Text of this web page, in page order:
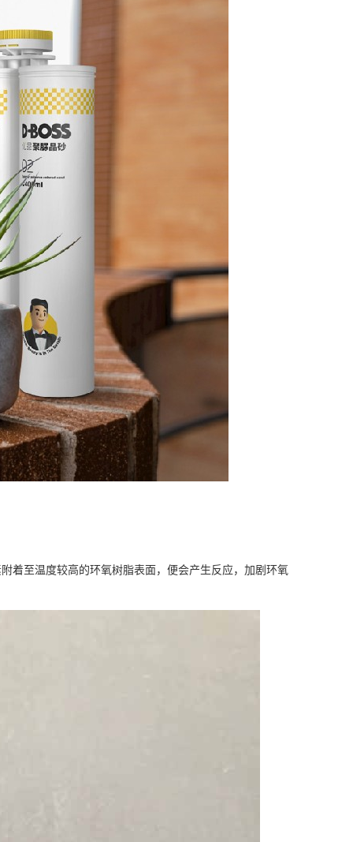
着至温度较高的环氧树脂表面，便会产生反应，加剧环氧